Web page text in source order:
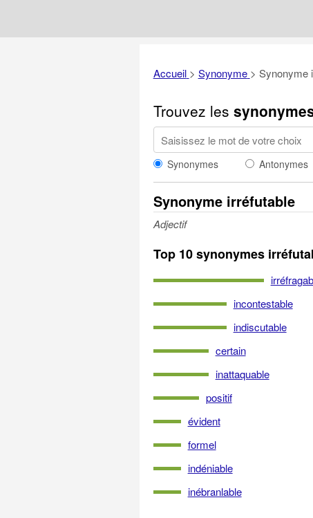
Accueil > Synonyme > Synonyme
Trouvez les
Synonymes Antonymes
Synonyme irréfutable
Adjectif
Top 10 synonymes
incontestable
indiscutable
certain
inattaquable
positif
évident
formel
indéniable
inébranlable